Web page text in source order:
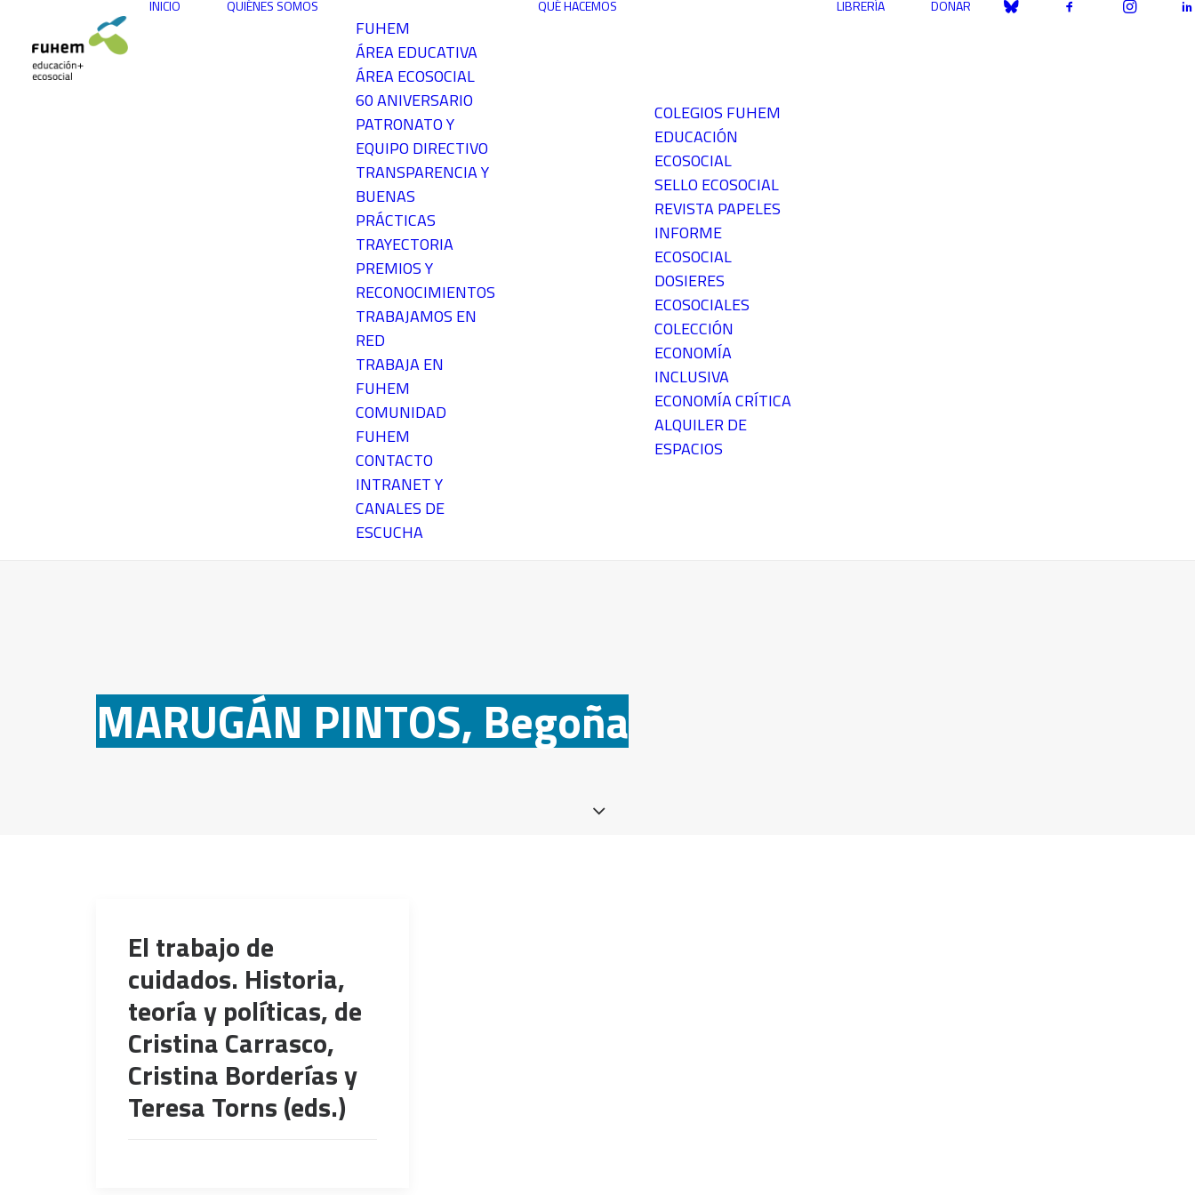
INICIO QUIÉNES SOMOS
FUHEM
ÁREA EDUCATIVA
ÁREA ECOSOCIAL
60 ANIVERSARIO
PATRONATO Y
EQUIPO DIRECTIVO
TRANSPARENCIA Y
BUENAS
PRÁCTICAS
TRAYECTORIA
PREMIOS Y
RECONOCIMIENTOS
TRABAJAMOS EN
RED
TRABAJA EN
FUHEM
COMUNIDAD
FUHEM
CONTACTO
INTRANET Y
CANALES DE
ESCUCHA
QUÉ HACEMOS
COLEGIOS FUHEM
EDUCACIÓN
ECOSOCIAL
SELLO ECOSOCIAL
REVISTA PAPELES
INFORME
ECOSOCIAL
DOSIERES
ECOSOCIALES
COLECCIÓN
ECONOMÍA
INCLUSIVA
ECONOMÍA CRÍTICA
ALQUILER DE
ESPACIOS
LIBRERÍA DONAR
MARUGÁN PINTOS, Begoña
El trabajo de
cuidados. Historia,
teoría y políticas, de
Cristina Carrasco,
Cristina Borderías y
Teresa Torns (eds.)